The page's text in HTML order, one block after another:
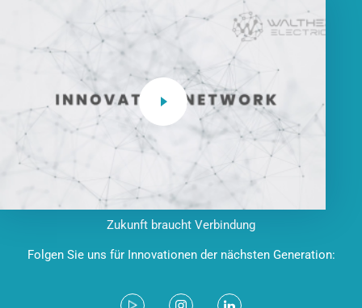
Zukunft braucht Verbindung
Folgen Sie uns für Innovationen der nächsten Generation: